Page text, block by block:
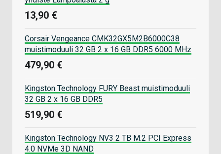
13,90 €
Corsair Vengeance CMK32GX5M2B6000C38
muistimoduuli 32 GB 2 x 16 GB DDR5 6000 MHz
479,90 €
Kingston Technology FURY Beast muistimoduuli
32 GB 2 x 16 GB DDR5
519,90 €
Kingston Technology NV3 2 TB M.2 PCI Express
4.0 NVMe 3D NAND